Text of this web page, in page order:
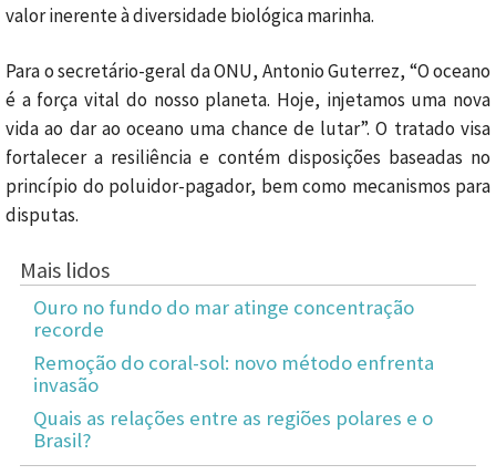
valor inerente à diversidade biológica marinha.
Para o secretário-geral da ONU, Antonio Guterrez, “O oceano
é a força vital do nosso planeta. Hoje, injetamos uma nova
vida ao dar ao oceano uma chance de lutar”. O tratado visa
fortalecer a resiliência e contém disposições baseadas no
princípio do poluidor-pagador, bem como mecanismos para
disputas.
Mais lidos
Ouro no fundo do mar atinge concentração
recorde
Remoção do coral-sol: novo método enfrenta
invasão
Quais as relações entre as regiões polares e o
Brasil?